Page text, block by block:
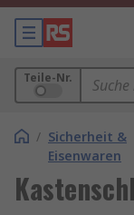
Teile-Nr.
/ Sicherheit &
Eisenwaren